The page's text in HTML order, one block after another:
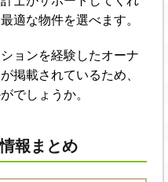
適な物件を選べます。
ョンを経験したオーナ
掲載されているため、
でしょうか。
報まとめ